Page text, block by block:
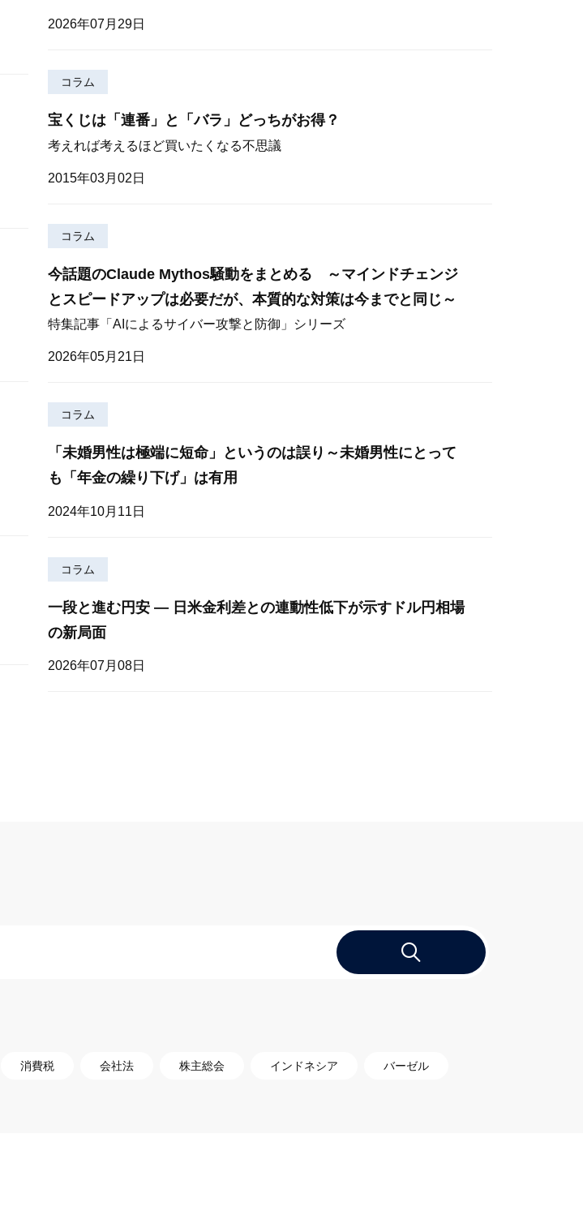
2026年07月29日
コラム
宝くじは「連番」と「バラ」どっちがお得？
考えれば考えるほど買いたくなる不思議
2015年03月02日
コラム
今話題のClaude Mythos騒動をまとめる ～マインドチェンジ
とスピードアップは必要だが、本質的な対策は今までと同じ～
特集記事「AIによるサイバー攻撃と防御」シリーズ
2026年05月21日
コラム
「未婚男性は極端に短命」というのは誤り～未婚男性にとって
も「年金の繰り下げ」は有用
2024年10月11日
コラム
一段と進む円安 — 日米金利差との連動性低下が示すドル円相場
の新局面
2026年07月08日
消費税 会社法 株主総会 インドネシア バーゼル